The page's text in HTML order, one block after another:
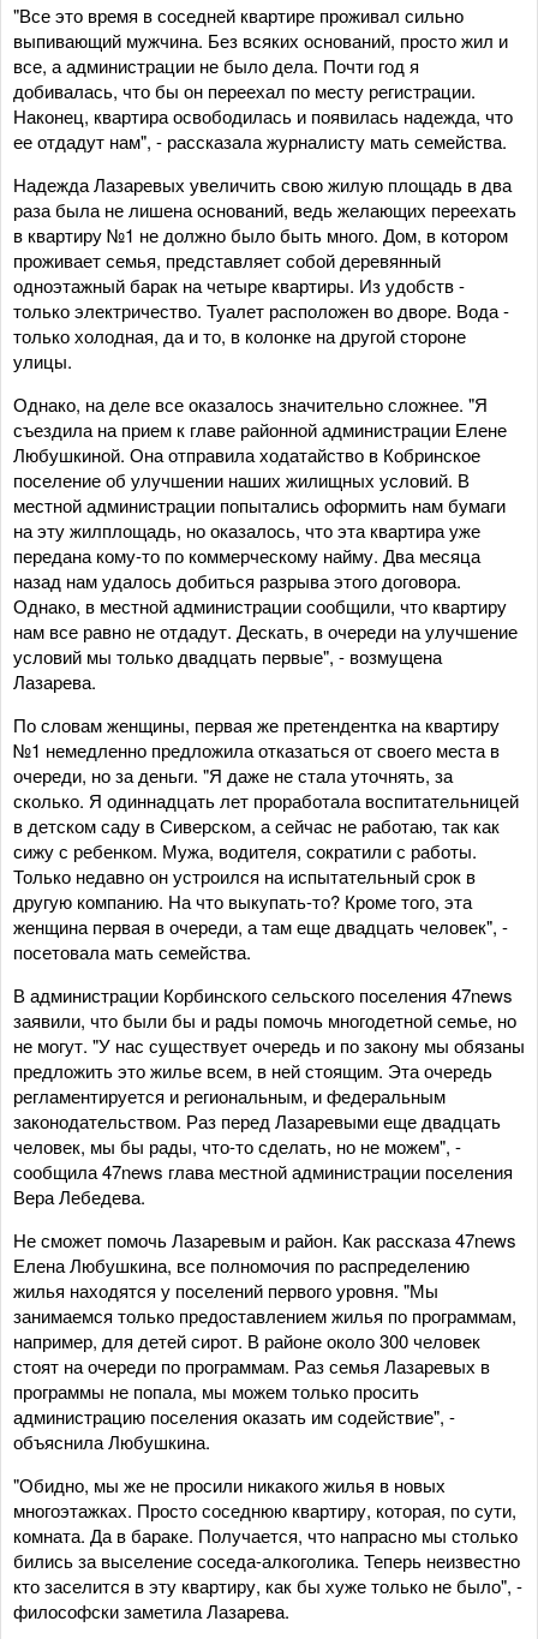
"Все это время в соседней квартире проживал сильно
выпивающий мужчина. Без всяких оснований, просто жил и
все, а администрации не было дела. Почти год я
добивалась, что бы он переехал по месту регистрации.
Наконец, квартира освободилась и появилась надежда, что
ее отдадут нам", - рассказала журналисту мать семейства.
Надежда Лазаревых увеличить свою жилую площадь в два
раза была не лишена оснований, ведь желающих переехать
в квартиру №1 не должно было быть много. Дом, в котором
проживает семья, представляет собой деревянный
одноэтажный барак на четыре квартиры. Из удобств -
только электричество. Туалет расположен во дворе. Вода -
только холодная, да и то, в колонке на другой стороне
улицы.
Однако, на деле все оказалось значительно сложнее. "Я
съездила на прием к главе районной администрации Елене
Любушкиной. Она отправила ходатайство в Кобринское
поселение об улучшении наших жилищных условий. В
местной администрации попытались оформить нам бумаги
на эту жилплощадь, но оказалось, что эта квартира уже
передана кому-то по коммерческому найму. Два месяца
назад нам удалось добиться разрыва этого договора.
Однако, в местной администрации сообщили, что квартиру
нам все равно не отдадут. Дескать, в очереди на улучшение
условий мы только двадцать первые", - возмущена
Лазарева.
По словам женщины, первая же претендентка на квартиру
№1 немедленно предложила отказаться от своего места в
очереди, но за деньги. "Я даже не стала уточнять, за
сколько. Я одиннадцать лет проработала воспитательницей
в детском саду в Сиверском, а сейчас не работаю, так как
сижу с ребенком. Мужа, водителя, сократили с работы.
Только недавно он устроился на испытательный срок в
другую компанию. На что выкупать-то? Кроме того, эта
женщина первая в очереди, а там еще двадцать человек", -
посетовала мать семейства.
В администрации Корбинского сельского поселения 47news
заявили, что были бы и рады помочь многодетной семье, но
не могут. "У нас существует очередь и по закону мы обязаны
предложить это жилье всем, в ней стоящим. Эта очередь
регламентируется и региональным, и федеральным
законодательством. Раз перед Лазаревыми еще двадцать
человек, мы бы рады, что-то сделать, но не можем", -
сообщила 47news глава местной администрации поселения
Вера Лебедева.
Не сможет помочь Лазаревым и район. Как рассказа 47news
Елена Любушкина, все полномочия по распределению
жилья находятся у поселений первого уровня. "Мы
занимаемся только предоставлением жилья по программам,
например, для детей сирот. В районе около 300 человек
стоят на очереди по программам. Раз семья Лазаревых в
программы не попала, мы можем только просить
администрацию поселения оказать им содействие", -
объяснила Любушкина.
"Обидно, мы же не просили никакого жилья в новых
многоэтажках. Просто соседнюю квартиру, которая, по сути,
комната. Да в бараке. Получается, что напрасно мы столько
бились за выселение соседа-алкоголика. Теперь неизвестно
кто заселится в эту квартиру, как бы хуже только не было", -
философски заметила Лазарева.